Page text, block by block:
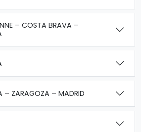
– COSTA BRAVA –
– ZARAGOZA – MADRID